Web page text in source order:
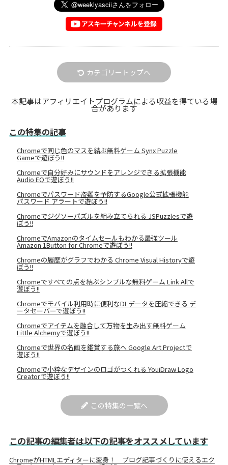
カテゴリートップへ
本記事はアフィリエイトプログラムによる収益を得ている場
合があります
この特集の記事
Chromeで同じ色のマスを結ぶ無料ゲーム Synx Puzzle
Gameで遊ぼう!!
Chromeで自分好みにサウンドをアレンジできる拡張機能
Audio EQで遊ぼう!!
Chromeでパスワード盗難を予防するGoogle公式拡張機能
パスワード アラートで遊ぼう!!
Chromeでジグソーパズルを組み立てられる JSPuzzlesで遊
ぼう!!
ChromeでAmazonのタイムセールもわかる最強ツール
Amazon 1Button for Chromeで遊ぼう!!
Chromeの履歴がグラフでわかる Chrome Visual Historyで遊
ぼう!!
Chromeですべての点を結ぶシンプルな無料ゲーム Link Allで
遊ぼう!!
Chromeでモバイル利用時に便利なDLデータを圧縮できる デ
ータセーバーで遊ぼう!!
Chromeでアイテムを融合して万物を生み出す無料ゲーム
Little Alchemyで遊ぼう!!
Chromeで世界の名画を鑑賞する旅へ Google Art Projectで
遊ぼう!!
Chromeで小粋なデザインのロゴがつくれる YouiDraw Logo
Creatorで遊ぼう!!
この特集の一覧へ
この記事の編集者は以下の記事をオススメしています
ChromeがHTMLエディターに変身！ ブログ記事づくりに使えるエク